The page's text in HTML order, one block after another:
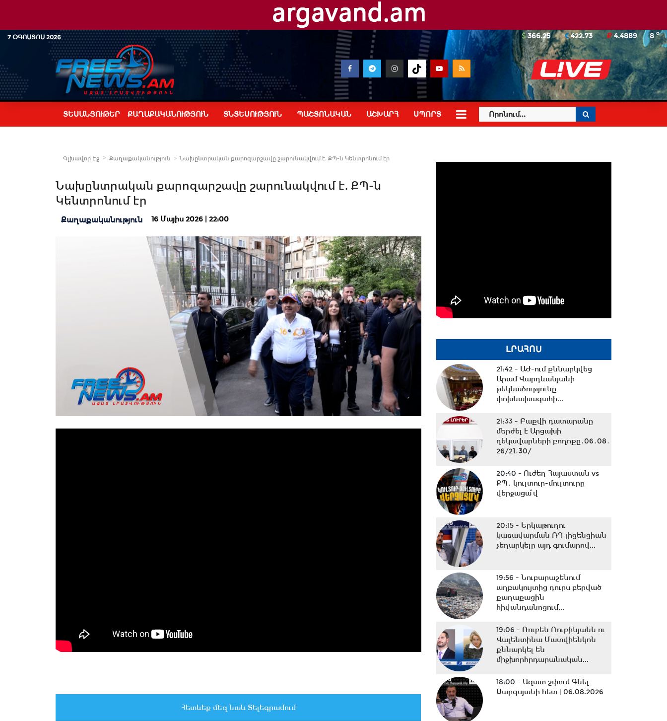
7 ՕԳՈՍՏՈՍ 2026 8o
366.25 422.73 4.4889
ՏԵՍԱՆՅՈՒԹԵՐ ՔԱՂԱՔԱԿԱՆՈՒԹՅՈՒՆ ՏՆՏԵՍՈՒԹՅՈՒՆ ՊԱՇՏՈՆԱԿԱՆ ԱՇԽԱՐՀ ՍՊՈՐՏ
Գլխավոր Էջ Քաղաքականություն Նախընտրական քարոզարշավը շարունակվում է. ՔՊ-ն Կենտրոնում էր
Նախընտրական քարոզարշավը շարունակվում է. ՔՊ-ն
Կենտրոնում էր
Քաղաքականություն 16 Մայիս 2026 | 22:00
Հետևեք մեզ նաև Տելեգրամում
ԼՐԱՀՈՍ
21:42 - ԱԺ-ում քննարկվեց
Արամ Վարդևանյանի
թեկնածությունը
փոխնախագահի...
21:33 - Բաքվի դատարանը
մերժել է Արցախի
ղեկավարների բողոքը․06․08․
26/21․30/
20:40 - Ուժեղ Հայաստան vs
ՔՊ․ կուլտուր-մուլտուրը
վերջացա՞վ
20:15 - Երկաթուղու
կառավարման ՌԴ լիցենցիան
չեղարկելը այդ գումարով...
19:56 -Նուբարաշենում
աղբակույտից դուրս բերված
քաղաքացին
հիվանդանոցում...
19:06 - Ռուբեն Ռուբինյանն ու
Վալենտինա Մատվիենկոն
քննարկել են
միջխորհրդարանական...
18:00 - Ազատ շփում Գնել
Սարգսյանի հետ | 06.08.2026